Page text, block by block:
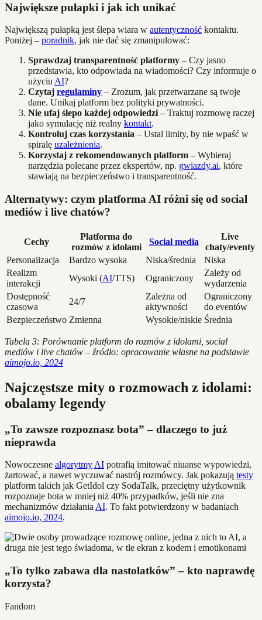
Największe pułapki i jak ich unikać
Największą pułapką jest ślepa wiara w autentyczność kontaktu.
Poniżej – poradnik, jak nie dać się zmanipulować:
Sprawdzaj transparentność platformy – Czy jasno
przedstawia, kto odpowiada na wiadomości? Czy informuje o
użyciuAI?
Czytaj regulaminy – Zrozum, jak przetwarzane są twoje
dane. Unikaj platform bez polityki prywatności.
Nie ufaj ślepo każdej odpowiedzi– Traktuj rozmowę raczej
jako symulację niż realny kontakt.
Kontroluj czas korzystania – Ustal limity, by nie wpaść w
spiralę uzależnienia.
Korzystaj z rekomendowanych platform – Wybieraj
narzędzia polecane przez ekspertów, np. gwiazdy.ai, które
stawiają na bezpieczeństwo i transparentność.
Alternatywy: czym platforma AI różni się od social
mediów i live chatów?
Cechy
Platforma do
rozmów z idolami
Social media
Live
chaty/eventy
Personalizacja
Bardzo wysoka Niska/średnia
Niska
Realizm
interakcji
Wysoki (AI/TTS) Ograniczony
Zależy od
wydarzenia
Dostępność
czasowa
24/7
Zależna od
aktywności
Ograniczony
do eventów
Bezpieczeństwo Zmienna Wysokie/niskie Średnia
Tabela 3: Porównanie platform do rozmów z idolami, social
mediów i live chatów – źródło: opracowanie własne na podstawie
aimojo.io, 2024
Najczęstsze mity o rozmowach z idolami:
obalamy legendy
„To zawsze rozpoznasz bota” – dlaczego to już
nieprawda
Nowoczesne algorytmyAI potrafią imitować niuanse wypowiedzi,
żartować, a nawet wyczuwać nastrój rozmówcy. Jak pokazują testy
platform takich jak GetIdol czy SodaTalk, przeciętny użytkownik
rozpoznaje bota w mniej niż 40% przypadków, jeśli nie zna
mechanizmów działaniaAI. To fakt potwierdzony w badaniach
aimojo.io, 2024.
„To tylko zabawa dla nastolatków” – kto naprawdę
korzysta?
Fandom